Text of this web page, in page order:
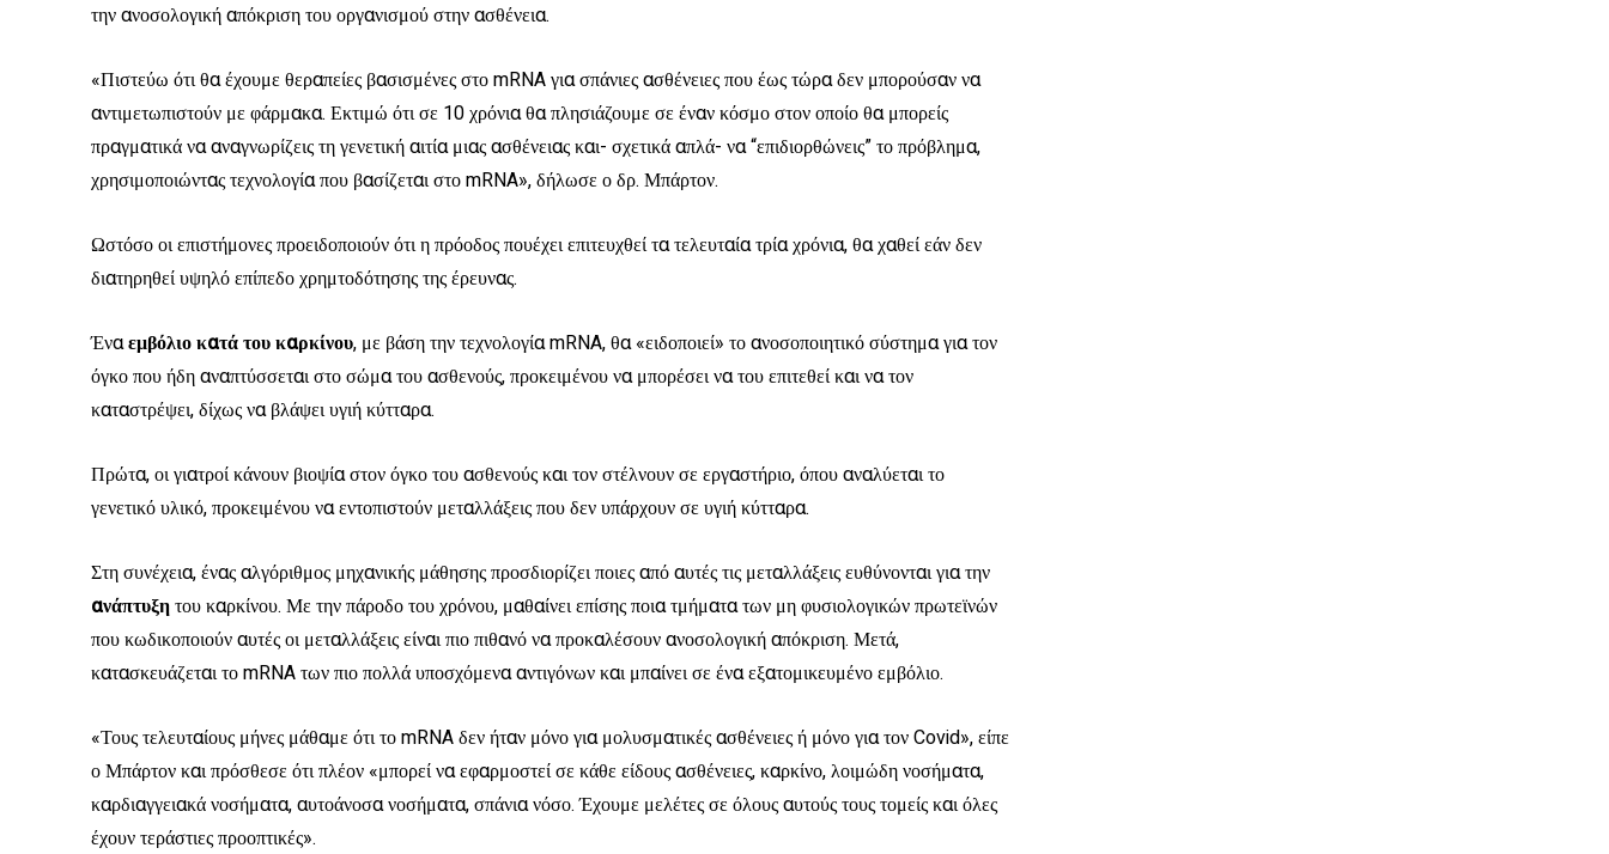
την ανοσολογική απόκριση του οργανισμού στην ασθένεια.
«Πιστεύω ότι θα έχουμε θεραπείες βασισμένες στο mRNA για σπάνιες ασθένειες που έως τώρα δεν μπορούσαν να
αντιμετωπιστούν με φάρμακα. Εκτιμώ ότι σε 10 χρόνια θα πλησιάζουμε σε έναν κόσμο στον οποίο θα μπορείς
πραγματικά να αναγνωρίζεις τη γενετική αιτία μιας ασθένειας και- σχετικά απλά- να “επιδιορθώνεις” το πρόβλημα,
χρησιμοποιώντας τεχνολογία που βασίζεται στο mRNA», δήλωσε ο δρ. Μπάρτον.
Ωστόσο οι επιστήμονες προειδοποιούν ότι η πρόοδος πουέχει επιτευχθεί τα τελευταία τρία χρόνια, θα χαθεί εάν δεν
διατηρηθεί υψηλό επίπεδο χρημτοδότησης της έρευνας.
Έναεμβόλιο κατά του καρκίνου, με βάση την τεχνολογία mRNA, θα «ειδοποιεί» το ανοσοποιητικό σύστημα για τον
όγκο που ήδη αναπτύσσεται στο σώμα του ασθενούς, προκειμένου να μπορέσει να του επιτεθεί και να τον
καταστρέψει, δίχως να βλάψει υγιή κύτταρα.
Πρώτα, οι γιατροί κάνουν βιοψία στον όγκο του ασθενούς και τον στέλνουν σε εργαστήριο, όπου αναλύεται το
γενετικό υλικό, προκειμένου να εντοπιστούν μεταλλάξεις που δεν υπάρχουν σε υγιή κύτταρα.
Στη συνέχεια, ένας αλγόριθμος μηχανικής μάθησης προσδιορίζει ποιες από αυτές τις μεταλλάξεις ευθύνονται για την
ανάπτυξητου καρκίνου. Με την πάροδο του χρόνου, μαθαίνει επίσης ποια τμήματα των μη φυσιολογικών πρωτεϊνών
που κωδικοποιούν αυτές οι μεταλλάξεις είναι πιο πιθανό να προκαλέσουν ανοσολογική απόκριση. Μετά,
κατασκευάζεται το mRNA των πιο πολλά υποσχόμενα αντιγόνων και μπαίνει σε ένα εξατομικευμένο εμβόλιο.
«Τους τελευταίους μήνες μάθαμε ότι το mRNA δεν ήταν μόνο για μολυσματικές ασθένειες ή μόνο για τον Covid», είπε
ο Μπάρτον και πρόσθεσε ότι πλέον «μπορεί να εφαρμοστεί σε κάθε είδους ασθένειες, καρκίνο, λοιμώδη νοσήματα,
καρδιαγγειακά νοσήματα, αυτοάνοσα νοσήματα, σπάνια νόσο. Έχουμε μελέτες σε όλους αυτούς τους τομείς και όλες
έχουν τεράστιες προοπτικές».